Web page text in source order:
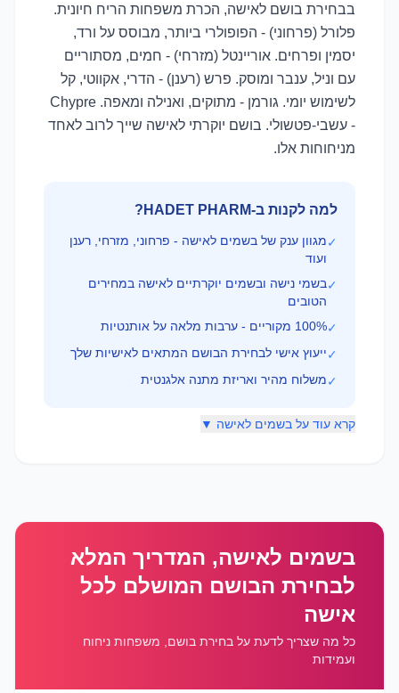
בבחירת בושם לאישה, הכרת משפחות הריח חיונית.
פלורל (פרחוני) - הפופולרי ביותר, מבוסס על ורד,
יסמין ופרחים. אוריינטל (מזרחי) - חמים, מסתוריים
עם וניל, ענבר ומוסק. פרש (רענן) - הדרי, אקווטי, קל
לשימוש יומי. גורמן - מתוקים, ואנילה ומאפה. Chypre
- עשבי-פטשולי. בושם יוקרתי לאישה שייך לרוב לאחד
מניחוחות אלו.
למה לקנות ב-HADET PHARM?
✓מגוון ענק של בשמים לאישה - פרחוני, מזרחי, רענן
ועוד
✓בשמי נישה ובשמים יוקרתיים לאישה במחירים
הטובים
✓100% מקוריים - ערבות מלאה על אותנטיות
✓ייעוץ אישי לבחירת הבושם המתאים לאישיות שלך
✓משלוח מהיר ואריזת מתנה אלגנטית
קרא עוד על בשמים לאישה ▼
בשמים לאישה, המדריך המלא
לבחירת הבושם המושלם לכל
אישה
כל מה שצריך לדעת על בחירת בושם, משפחות ניחוח
ועמידות